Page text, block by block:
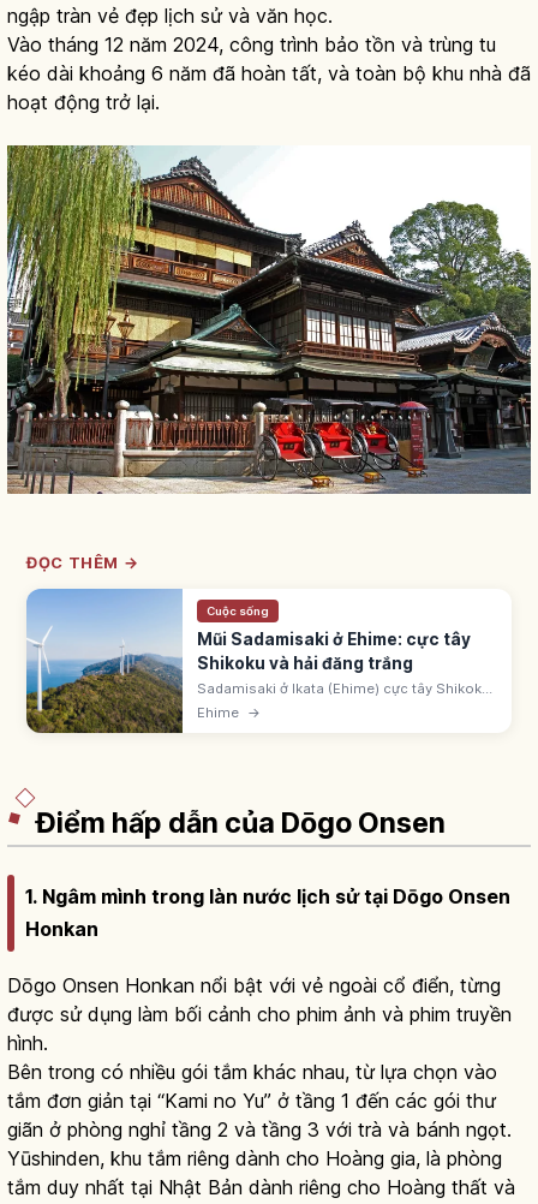
ngập tràn vẻ đẹp lịch sử và văn học.
Vào tháng 12 năm 2024, công trình bảo tồn và trùng tu
kéo dài khoảng 6 năm đã hoàn tất, và toàn bộ khu nhà đã
hoạt động trở lại.
ĐỌC THÊM →
Cuộc sống
Mũi Sadamisaki ở Ehime: cực tây
Shikoku và hải đăng trắng
Sadamisaki ở Ikata (Ehime) cực tây Shikoku.
Bán đảo ~40-50km giữa biển Seto và Uwa.
Ehime →
Điểm hấp dẫn của Dōgo Onsen
1. Ngâm mình trong làn nước lịch sử tại Dōgo Onsen
Honkan
Dōgo Onsen Honkan nổi bật với vẻ ngoài cổ điển, từng
được sử dụng làm bối cảnh cho phim ảnh và phim truyền
hình.
Bên trong có nhiều gói tắm khác nhau, từ lựa chọn vào
tắm đơn giản tại “Kami no Yu” ở tầng 1 đến các gói thư
giãn ở phòng nghỉ tầng 2 và tầng 3 với trà và bánh ngọt.
Yūshinden, khu tắm riêng dành cho Hoàng gia, là phòng
tắm duy nhất tại Nhật Bản dành riêng cho Hoàng thất và